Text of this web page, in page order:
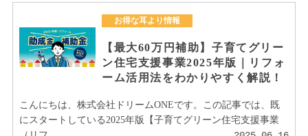
お得な耳より情報
【最大60万円補助】子育てグリー
ン住宅支援事業2025年版｜リフォ
ーム活用法をわかりやすく解説！
こんにちは、株式会社ドリームONEです。この記事では、既
にスタートしている2025年版【子育てグリーン住宅支援事業